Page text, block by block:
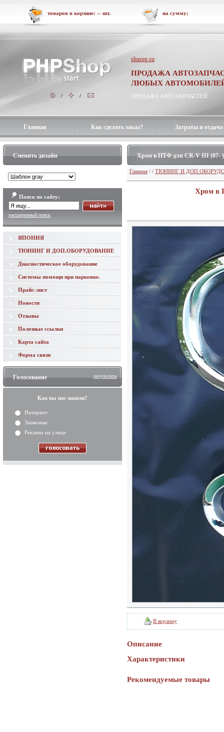
товаров в корзине: -- шт. на сумму:
shurup.su
ПРОДАЖА
ЛЮБЫХ
ПРОДАЖА АВТОЗАПЧАСТЕЙ
Главная Как сделать заказ? Затраты и отдача
Сменить дизайн
Поиск по сайту:
расширенный поиск
ЯПОНИЯ
ТЮНИНГ И ДОП.ОБОРУДОВАНИЕ
Диагностическое оборудование
Системы помощи при парковке.
Прайс-лист
Новости
Отзывы
Полезные ссылки
Карта сайта
Форма связи
Голосование результаты
Как вы нас нашли?
Интернет
Знакомые
Реклама на улице
Хром в ПТФ для CR-V III (07- )
Главная / / ТЮНИНГ И
Хром в
В корзину
Описание
Характеристики
Рекомендуемые товары